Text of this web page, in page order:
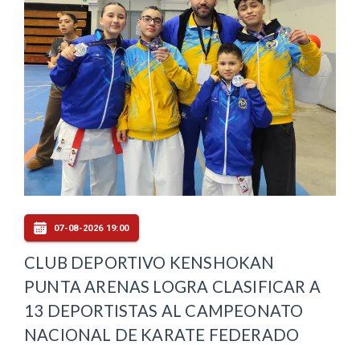
07-08-2026 19:00
CLUB DEPORTIVO KENSHOKAN
PUNTA ARENAS LOGRA CLASIFICAR A
13 DEPORTISTAS AL CAMPEONATO
NACIONAL DE KARATE FEDERADO